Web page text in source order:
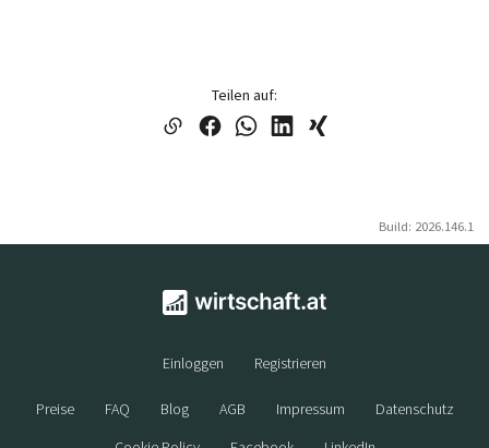
Teilen auf:
Build: 2026.146.1
Einloggen Registrieren
Preise FAQ Blog AGB Impressum
Datenschutz